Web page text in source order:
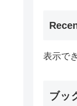
表示で
ブッ